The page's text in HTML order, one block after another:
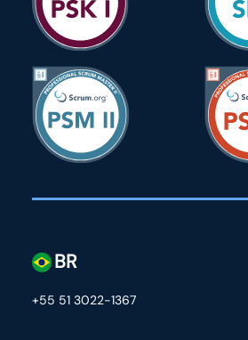
BR
+55 51 3022-1367